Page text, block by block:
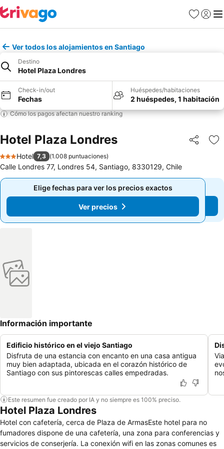
Favoritos
Iniciar
Ver todos los alojamientos en Santiago
Destino
Hotel Plaza Londres
Check-in/out
Fechas
Huéspedes/habitaciones
2 huéspedes, 1 habitación
Cómo los pagos afectan nuestro ranking
Hotel Plaza Londres Compartir
3 Estrellas
Hotel 7,3 (1.008 puntuaciones)
Calle Londres 77, Londres 54, Santiago, 8330129, Chile
Elige fechas para ver los precios exactos
Ver precios
Elige fechas para ver los precios exactos
Ver precios
Información importante
Edificio histórico en el viejo Santiago
Disfruta de una estancia con encanto en una casa antigua
muy bien adaptada, ubicada en el corazón histórico de
Santiago con sus pintorescas calles empedradas.
Este resumen fue creado por IA y no siempre es 100% preciso.
Hotel Plaza Londres
Hotel con cafetería, cerca de Plaza de ArmasEste hotel para no
fumadores dispone de una cafetería, una zona para conferencias y
servicios de conserjería. La conexión wifi en las zonas comunes es